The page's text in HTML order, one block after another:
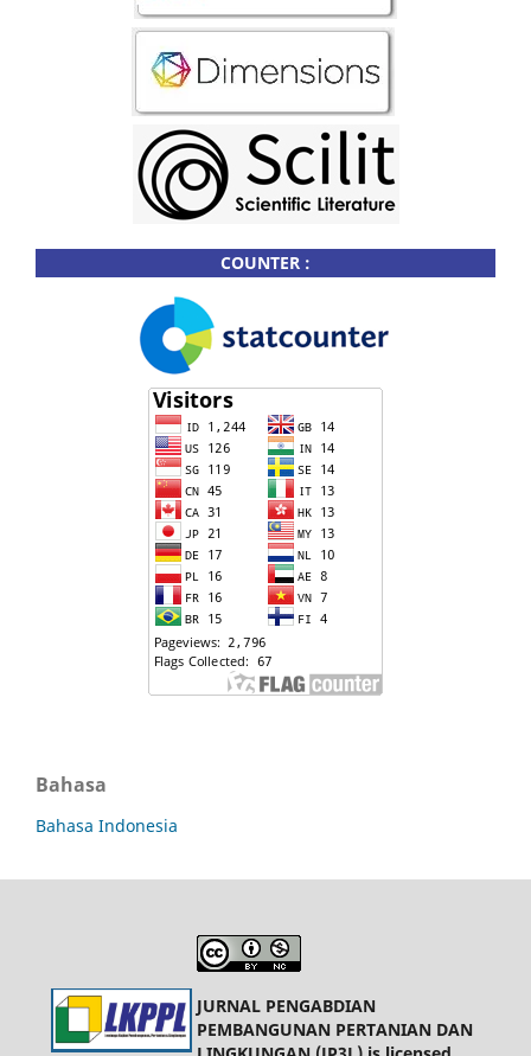
COUNTER :
Bahasa
Bahasa Indonesia
JURNAL PENGABDIAN
PEMBANGUNAN PERTANIAN DAN